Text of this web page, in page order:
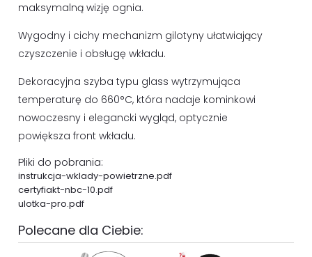
maksymalną wizję ognia.
Wygodny i cichy mechanizm gilotyny ułatwiający
czyszczenie i obsługę wkładu.
Dekoracyjna szyba typu glass wytrzymująca
temperaturę do 660°C, która nadaje kominkowi
nowoczesny i elegancki wygląd, optycznie
powiększa front wkładu.
Pliki do pobrania:
instrukcja-wklady-powietrzne.pdf
certyfiakt-nbc-10.pdf
ulotka-pro.pdf
Polecane dla Ciebie: